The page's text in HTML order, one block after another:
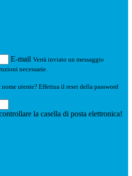
E-mail Verrà inviato un messaggio
necessarie.
utente? Effettua il reset della password
la casella di posta elettronica!